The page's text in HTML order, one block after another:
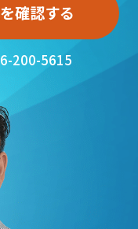
確認する
200-5615